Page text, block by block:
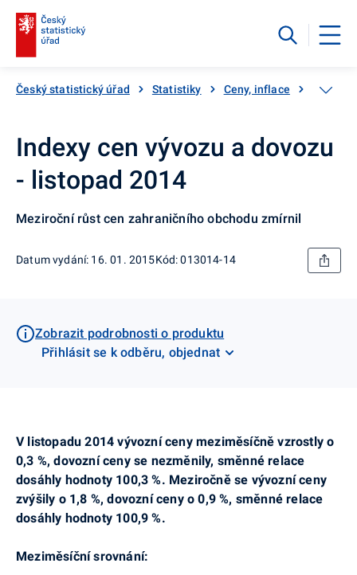
Český statistický úřad Statistiky Ceny, inflace Ceny
Indexy cen vývozu a dovozu
- listopad 2014
Meziroční růst cen zahraničního obchodu zmírnil
Datum vydání: 16. 01. 2015Kód: 013014-14
Zobrazit podrobnosti o produktu
Přihlásit se k odběru, objednat
V listopadu 2014 vývozní ceny meziměsíčně vzrostly o
0,3 %, dovozní ceny se nezměnily, směnné relace
dosáhly hodnoty 100,3 %. Meziročně se vývozní ceny
zvýšily o 1,8 %, dovozní ceny o 0,9 %, směnné relace
dosáhly hodnoty 100,9 %.
Meziměsíční srovnání: